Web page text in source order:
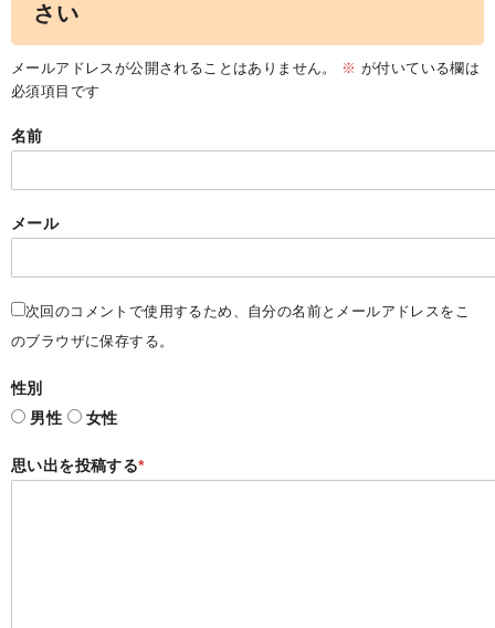
さい
メールアドレスが公開されることはありません。 ※ が付いている欄は
必須項目です
名前
メール
次回のコメントで使用するため、自分の名前とメールアドレスをこ
のブラウザに保存する。
性別
男性
女性
思い出を投稿する*